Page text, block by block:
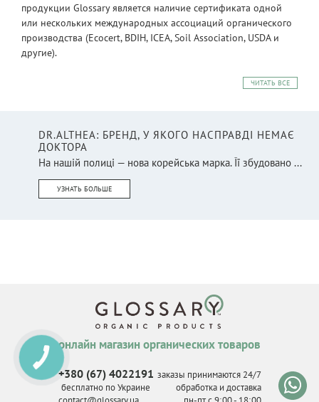
продукции Glossary является наличие сертификата одной
или нескольких международных ассоциаций органического
производства (Ecocert, BDIH, ICEA, Soil Association, USDA и
другие).
ЧИТАТЬ ВСЕ
DR.ALTHEA: БРЕНД, У ЯКОГО НАСПРАВДІ НЕМАЄ
ДОКТОРА
На нашій полиці — нова корейська марка. Її збудовано ...
УЗНАТЬ БОЛЬШЕ
онлайн магазин органических товаров
+380 (67) 4022191
бесплатно по Украине
заказы принимаются 24/7
обработка и доставка
КНОПКА
СВЯЗИ